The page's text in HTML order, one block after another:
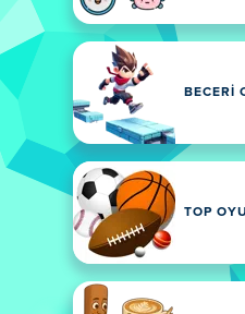
BECERI
TOP